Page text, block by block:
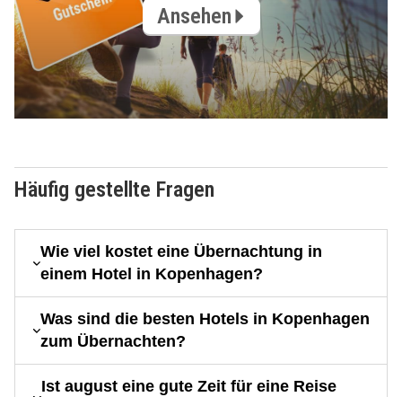
Ansehen
Häufig gestellte Fragen
Wie viel kostet eine Übernachtung in
einem Hotel in Kopenhagen?
Was sind die besten Hotels in Kopenhagen
zum Übernachten?
Ist august eine gute Zeit für eine Reise